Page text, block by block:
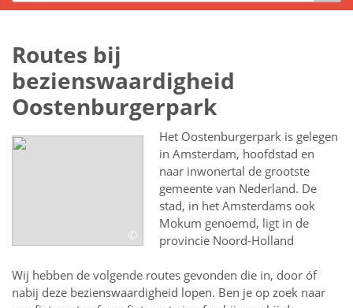
Routes bij
bezienswaardigheid
Oostenburgerpark
©
Het Oostenburgerpark is gelegen
in Amsterdam, hoofdstad en
naar inwonertal de grootste
gemeente van Nederland. De
stad, in het Amsterdams ook
Mokum genoemd, ligt in de
provincie Noord-Holland
Wij hebben de volgende routes gevonden die in, door óf
nabij deze bezienswaardigheid lopen. Ben je op zoek naar